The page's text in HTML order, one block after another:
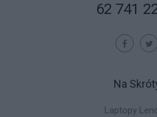
62 741
Na
Laptopy